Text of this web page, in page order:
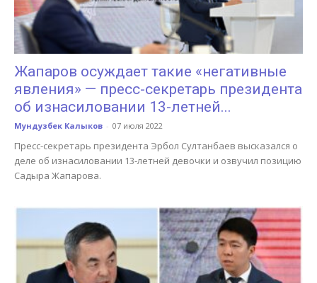
Жапаров осуждает такие «негативные
явления» — пресс-секретарь президента
об изнасиловании 13-летней...
Мундузбек Калыков - 07 июля 2022
Пресс-секретарь президента Эрбол Султанбаев высказался о
деле об изнасиловании 13-летней девочки и озвучил позицию
Садыра Жапарова.